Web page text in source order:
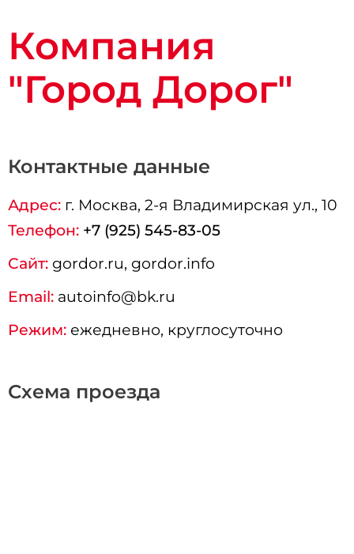
Компания
"Город Дорог"
Схема проезда
Контактные данные
Адрес: г. Москва, 2-я Владимирская ул., 10
Телефон: +7 (925) 545-83-05
Сайт: gordor.ru, gordor.info
Email: autoinfo@bk.ru
Режим: ежедневно, круглосуточно